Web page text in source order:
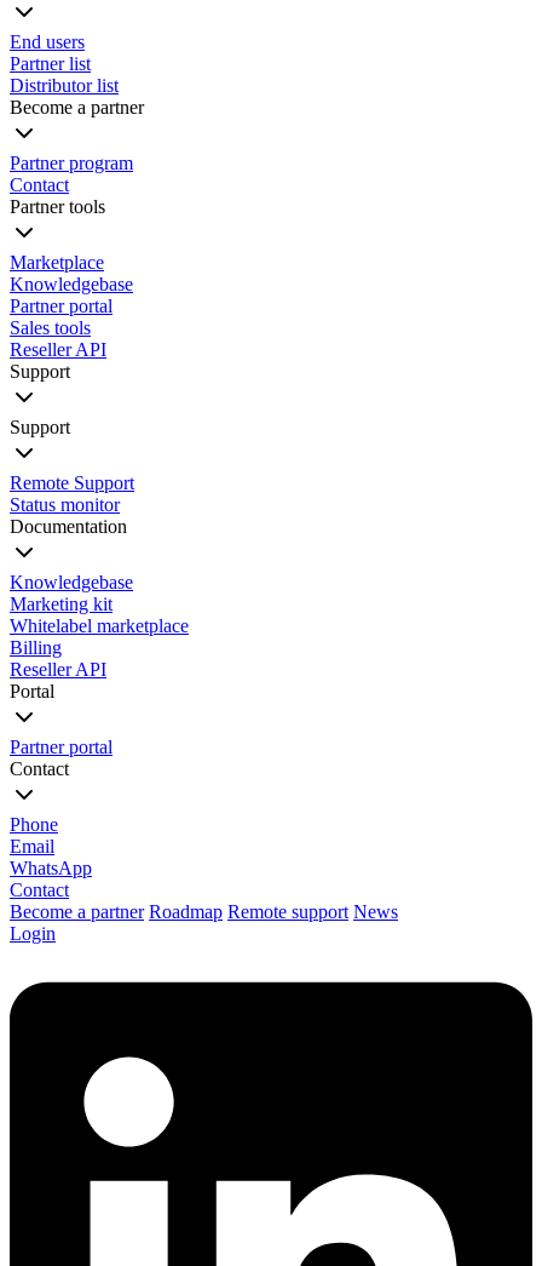
End users
Partner list
Distributor list
Become a partner
Partner program
Contact
Partner tools
Marketplace
Knowledgebase
Partner portal
Sales tools
Reseller API
Support
Support
Remote Support
Status monitor
Documentation
Knowledgebase
Marketing kit
Whitelabel marketplace
Billing
Reseller API
Portal
Partner portal
Contact
Phone
Email
WhatsApp
Contact
Become a partner Roadmap Remote support News
Login